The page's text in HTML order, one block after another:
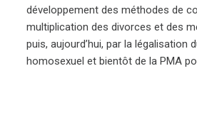
développement des méthodes de
multiplication des divorces et des
puis, aujourd’hui, par la légalisation
homosexuel et bientôt de la PMA